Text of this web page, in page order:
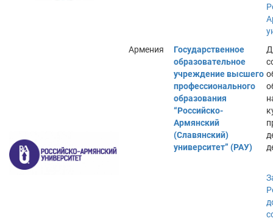
Армения
Государственное
образовательное
учреждение высшего
профессионального
образования
“Российско-
Армянский
(Славянский)
университет” (РАУ)